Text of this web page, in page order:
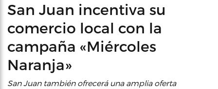
San Juan incentiva su
comercio local con la
campaña «Miércoles
Naranja»
San Juan también ofrecerá una amplia oferta